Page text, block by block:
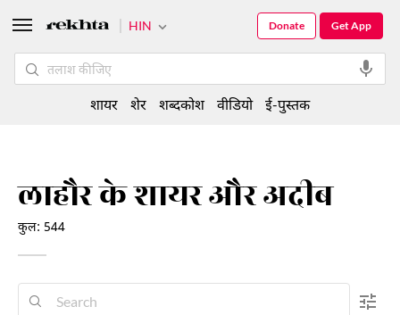
लाहौर के शायर और अदीब
कुल: 544
HIN Get App
Donate
शायर शेर शब्दकोश वीडियो ई-पुस्तक